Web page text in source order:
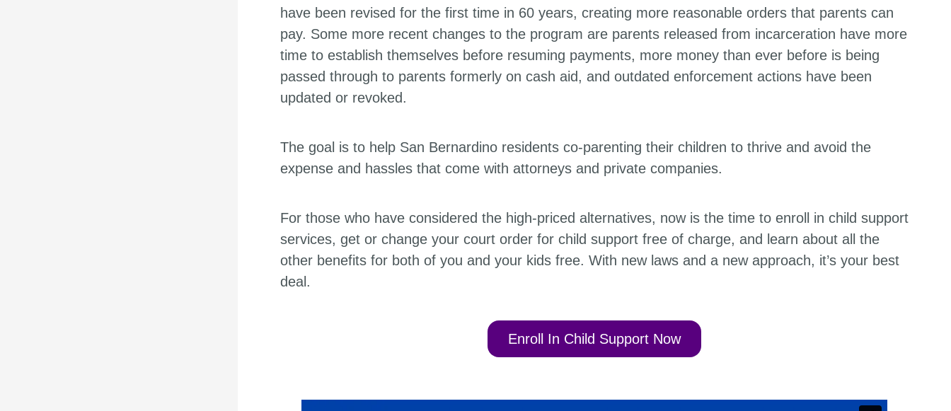
have been revised for the first time in 60 years, creating more reasonable orders that parents can
pay. Some more recent changes to the program are parents released from incarceration have more
time to establish themselves before resuming payments, more money than ever before is being
passed through to parents formerly on cash aid, and outdated enforcement actions have been
updated or revoked.
The goal is to help San Bernardino residents co-parenting their children to thrive and avoid the
expense and hassles that come with attorneys and private companies.
For those who have considered the high-priced alternatives, now is the time to enroll in child support
services, get or change your court order for child support free of charge, and learn about all the
other benefits for both of you and your kids free. With new laws and a new approach, it’s your best
deal.
Enroll In Child Support Now